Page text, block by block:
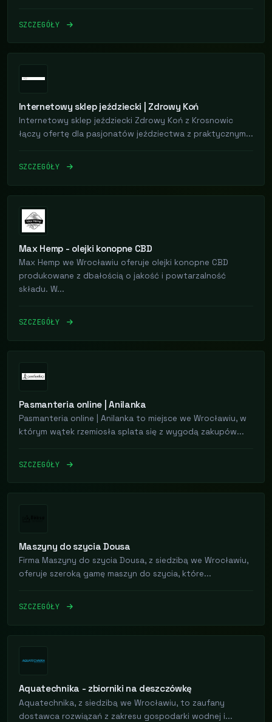
SZCZEGÓŁY
Internetowy sklep jeździecki | Zdrowy Koń
Internetowy sklep jeździecki Zdrowy Koń z Krosnowic
łączy ofertę dla pasjonatów jeździectwa z praktycznym...
SZCZEGÓŁY
Max Hemp - olejki konopne CBD
Max Hemp we Wrocławiu oferuje olejki konopne CBD
produkowane z dbałością o jakość i powtarzalność
składu. W...
SZCZEGÓŁY
Pasmanteria online | Anilanka
Pasmanteria online | Anilanka to miejsce we Wrocławiu, w
którym wątek rzemiosła splata się z wygodą zakupów...
SZCZEGÓŁY
Maszyny do szycia Dousa
Firma Maszyny do szycia Dousa, z siedzibą we Wrocławiu,
oferuje szeroką gamę maszyn do szycia, które...
SZCZEGÓŁY
Aquatechnika - zbiorniki na deszczówkę
Aquatechnika, z siedzibą we Wrocławiu, to zaufany
dostawca rozwiązań z zakresu gospodarki wodnej i...